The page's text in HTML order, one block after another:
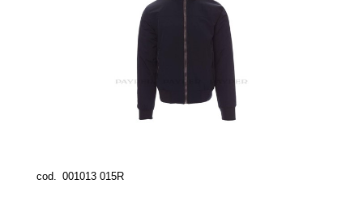
cod. 001013 015R